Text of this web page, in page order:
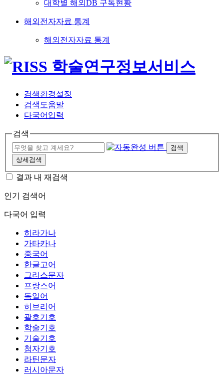
대학별 해외DB 구독현황
해외전자자료 통계
해외전자자료 통계
검색환경설정
검색도움말
다국어입력
검색
검색
상세검색
결과 내 재검색
인기 검색어
다국어 입력
히라가나
가타카나
중국어
한글고어
그리스문자
프랑스어
독일어
히브리어
괄호기호
학술기호
기술기호
첨자기호
라틴문자
러시아문자